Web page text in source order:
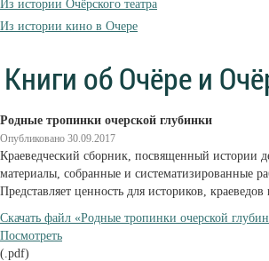
Из истории Очёрского театра
Из истории кино в Очере
Книги об Очёре и
Родные тропинки очерской глубинки
Опубликовано 30.09.2017
Краеведческий сборник, посвященный истории
материалы, собранные и систематизированные
Представляет ценность для историков,
Cкачать файл «Родные тропинки очерской
Посмотреть
(.pdf)